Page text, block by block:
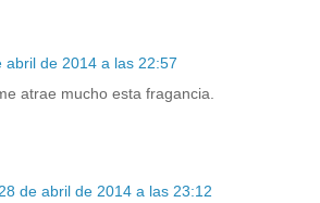
abril de 2014 a las 22:57
atrae mucho esta fragancia.
28 de abril de 2014 a las 23:12